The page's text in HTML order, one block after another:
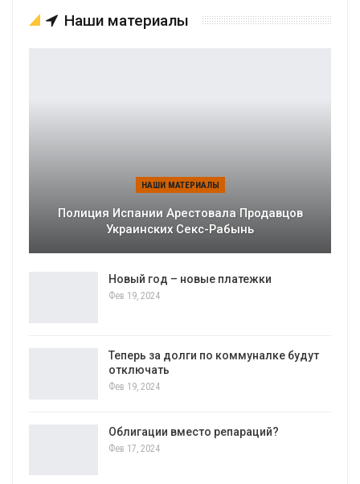
Наши материалы
НАШИ МАТЕРИАЛЫ
Полиция Испании Арестовала Продавцов
Украинских Секс-Рабынь
Новый год – новые платежки
Фев 19, 2024
Теперь за долги по коммуналке будут
отключать
Фев 19, 2024
Облигации вместо репараций?
Фев 17, 2024